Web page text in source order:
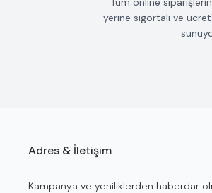
yerine sigortalı ve
Adres & İletişim
Kampanya ve yeniliklerden haberdar